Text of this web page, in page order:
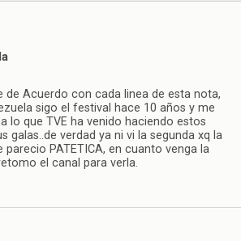
de Acuerdo con cada linea de esta nota,
sigo el festival hace 10 años y me
lo que TVE ha venido haciendo estos
galas..de verdad ya ni vi la segunda xq la
parecio PATETICA, en cuanto venga la
el canal para verla.